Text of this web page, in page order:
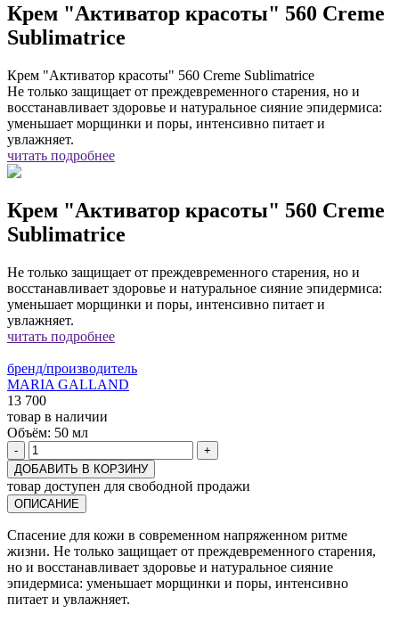
Крем "Активатор красоты" 560 Creme
Sublimatrice
Крем "Активатор красоты" 560 Creme Sublimatrice
Не только защищает от преждевременного старения, но и
восстанавливает здоровье и натуральное сияние эпидермиса:
уменьшает морщинки и поры, интенсивно питает и
увлажняет.
читать подробнее
Крем "Активатор красоты" 560 Creme
Sublimatrice
Не только защищает от преждевременного старения, но и
восстанавливает здоровье и натуральное сияние эпидермиса:
уменьшает морщинки и поры, интенсивно питает и
увлажняет.
читать подробнее
бренд/производитель
MARIA GALLAND
13 700
товар в наличии
Объём: 50 мл
-
+
ДОБАВИТЬ В КОРЗИНУ
товар доступен для свободной продажи
ОПИСАНИЕ
Спасение для кожи в современном напряженном ритме
жизни. Не только защищает от преждевременного старения,
но и восстанавливает здоровье и натуральное сияние
эпидермиса: уменьшает морщинки и поры, интенсивно
питает и увлажняет.